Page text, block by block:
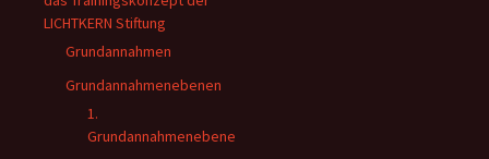
LICHTKERN Stiftung
Grundannahmen
Grundannahmenebenen
1.
Grundannahmenebene